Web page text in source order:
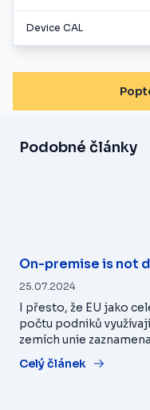
Device CAL
Podobné články
On-premise is not
25.07.2024
I přesto, že EU jako
počtu podniků
zemích unie
Celý článek